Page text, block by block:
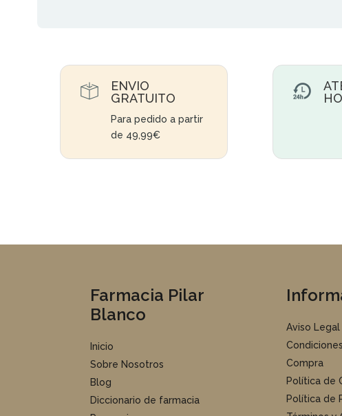
ENVIO
GRATUITO
Para pedido a partir
de 49,99€
Farmacia Pilar
Blanco
Inicio
Sobre Nosotros
Blog
Diccionario de farmacia
Aviso Legal
Compra
Política de
Política de